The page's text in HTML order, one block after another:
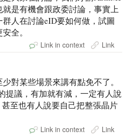
是有機會跟政委討論，事實上
人在討論eID要如何做，試圖
全。
Link in context Link
對某些場景來講有點免不了。
提議，有加就有減，一定有人說
至也有人說要自己把整張晶片
Link in context Link